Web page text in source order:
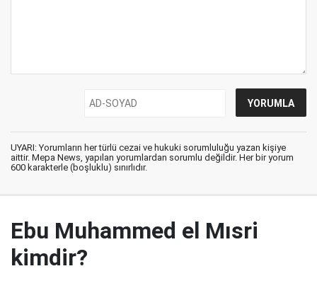
UYARI: Yorumların her türlü cezai ve hukuki sorumluluğu yazan kişiye
aittir. Mepa News, yapılan yorumlardan sorumlu değildir. Her bir yorum
600 karakterle (boşluklu) sınırlıdır.
Ebu Muhammed el Mısri
kimdir?